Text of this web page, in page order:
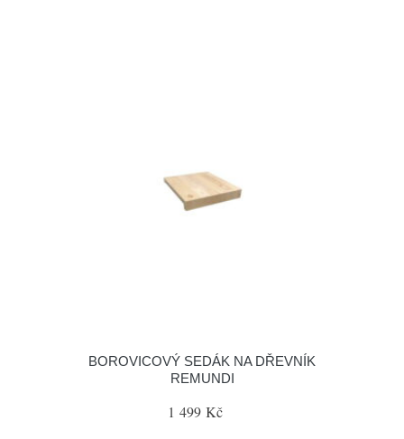
BOROVICOVÝ SEDÁK NA DŘEVNÍK
REMUNDI
1 499 Kč